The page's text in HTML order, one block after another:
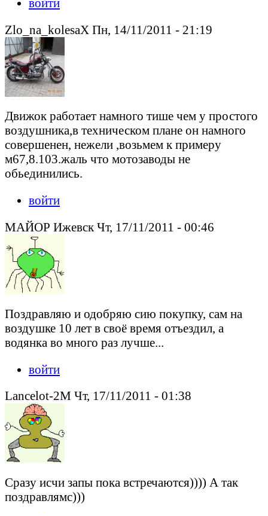
Zlo_na_kolesaX Пн, 14/11/2011 - 21:19
Движок работает намного тише чем у простого
воздушника,в техническом плане он намного
совершенен, нежели ,возьмем к примеру
м67,8.103.жаль что мотозаводы не
обьединились.
войти
МАЙОР Ижевск Чт, 17/11/2011 - 00:46
Поздравляю и одобряю сию покупку, сам на
воздушке 10 лет в своё время отъездил, а
водянка во много раз лучше...
войти
Lancelot-2M Чт, 17/11/2011 - 01:38
Сразу исчи запы пока встречаются)))) А так
поздравлямс)))